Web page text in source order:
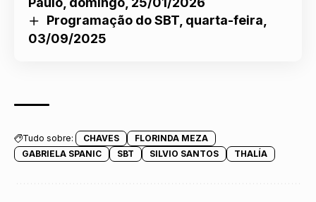
Programação do SBT, quarta-feira,
03/09/2025
Tudo sobre: CHAVES
FLORINDA MEZA
GABRIELA SPANIC
SBT SILVIO SANTOS THALÍA